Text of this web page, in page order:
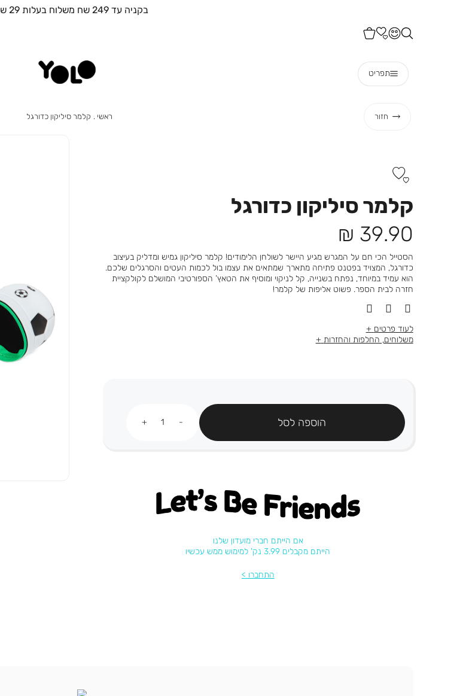
משלוחים לכללללל חלקי הארץ!!!
תפריט
חזור ראשי ראשי
קלמר סיליקון כדורגלקלמר
קלמר סיליקון כדורגל
מחיר
מוצר
39.90 ₪
הסטייל הכי חם על המגרש מגיע היישר לשולחן הלימודים! קלמר סיליקון גמיש ומדליק בעיצוב
כדורגל, המצויד בפטנט פתיחה מתארך שמתאים את עצמו בול לכמות העטים והסרגלים שלכם.
הוא עמיד במיוחד, נפתח בשנייה, קל לניקוי ומוסיף את הטאץ’ הספורטיבי המושלם לקולקציית
חזרה לבית הספר. פשוט אליפות של קלמר!
לעוד פרטים
משלוחים, החלפות והחזרות
הוספה לסל
Let's be friends
אם הייתם חברי מועדון שלנו
הייתם מקבלים 3.99 נק' למימוש ממש עכשיו
התחברו